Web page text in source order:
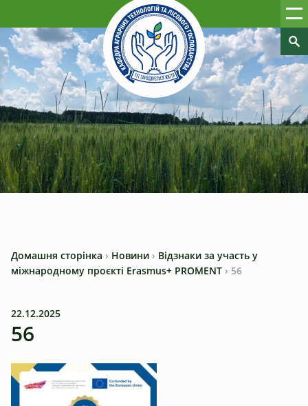
Домашня сторінка › Новини › Відзнаки за участь у
міжнародному проєкті Erasmus+ PROMENT › 56
22.12.2025
56